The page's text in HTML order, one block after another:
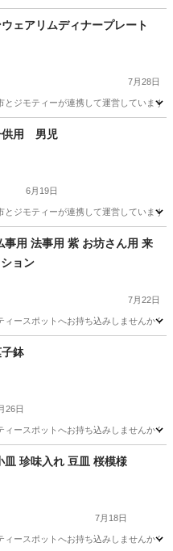
ービィェアリムディナープレート
7月28日
とジモティーが連携して運営してい
ス
供用 男児
6月19日
とジモティーが連携して運営してい
用 法事用 紫 お坊さん用 来
ョン
7月22日
スポットへお持ち込みしませんか？
ー鉢
26日
スポットへお持ち込みしませんか？
珍味入れ 豆皿 桜模様
7月18日
スポットへお持ち込みしませんか？